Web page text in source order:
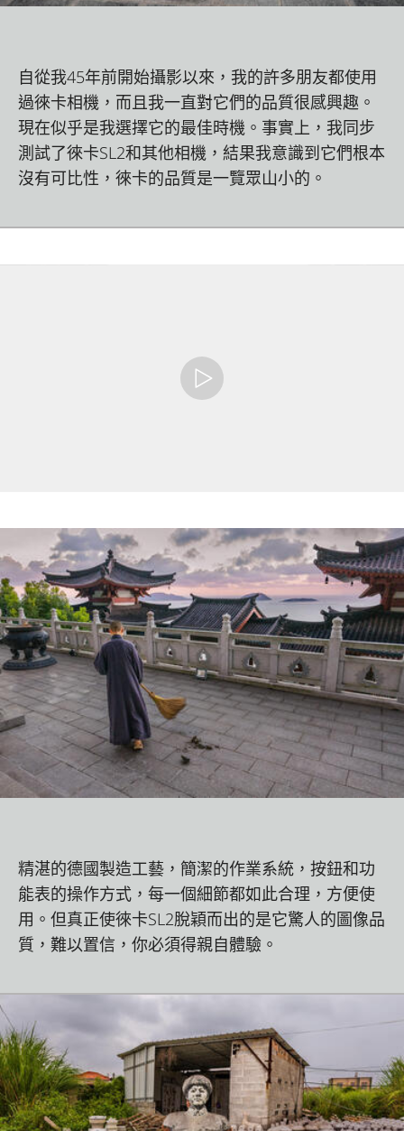
自從我45年前開始攝影以來，我的許多朋友都使用
過徠卡相機，而且我一直對它們的品質很感興趣。
現在似乎是我選擇它的最佳時機。事實上，我同步
測試了徠卡SL2和其他相機，結果我意識到它們根本
沒有可比性，徠卡的品質是一覽眾山小的。
精湛的德國製造工藝，簡潔的作業系統，按鈕和功
能表的操作方式，每一個細節都如此合理，方便使
用。但真正使徠卡SL2脫穎而出的是它驚人的圖像品
質，難以置信，你必須得親自體驗。